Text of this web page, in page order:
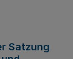
Satzung